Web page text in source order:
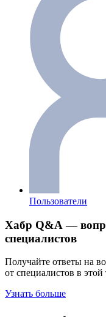
Пользователи
Хабр Q&A —
специалистов
Получайте ответы на
от специалистов в этой
Узнать больше